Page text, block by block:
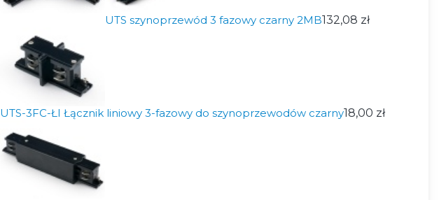
UTS szynoprzewód 3 fazowy czarny 2MB132,08 zł
UTS-3FC-ŁI Łącznik liniowy 3-fazowy do szynoprzewodów czarny18,00 zł